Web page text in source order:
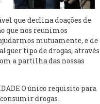
que declina doações de
que nos reunimos
mutuamente, e de
tipo de drogas, através
a partilha das nossas
O único requisito para
drogas.